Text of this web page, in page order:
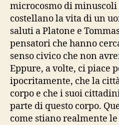
microcosmo di minuscoli
costellano la vita di un
saluti a Platone e
pensatori che hanno
senso civico che non
Eppure, a volte, ci piace
ipocritamente, che la
corpo e che i suoi
parte di questo corpo.
come stiano realmente le